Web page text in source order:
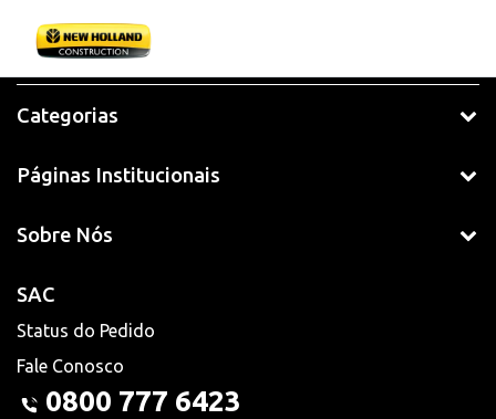
Categorias
Páginas Institucionais
Sobre Nós
SAC
Status do Pedido
Fale Conosco
0800 777 6423